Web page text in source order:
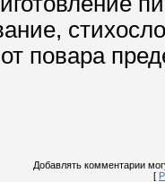
повара
Добавлять комментарии
[